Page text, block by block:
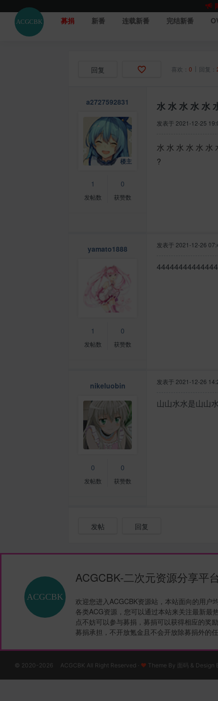
募捐 新番 连载新番 完结新番
回复 喜欢： 0 回复：
a2727592831
1
发帖数
0
获赞数
水 水 水 水 水
发表于 2021-12-25
水 水 水 水 水 水
?
yamato1888
1
发帖数
0
获赞数
发表于 2021-12-26
nikeluobin
0
发帖数
0
获赞数
发表于 2021-12-26
山山水水是山山
发帖 回复
ACGCBK-二次元资源分享平
欢迎您进入ACGCBK资源站，本站面向的用
各类ACG资源，您可以通过本站来关注最新最
点不妨可以参与募捐，募捐可以获得相应的奖
募捐承担，不开放氪金且不会开放除募捐外的
© 2020-2026 ACGCBK All Right Reserved · ♥ Theme By 面码 & Design